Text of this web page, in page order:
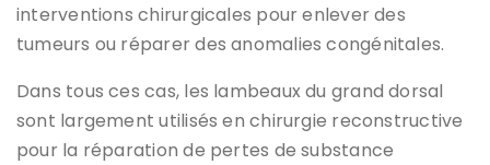
interventions chirurgicales pour enlever des
tumeurs ou réparer des anomalies congénitales.
Dans tous ces cas, les lambeaux du grand dorsal
sont largement utilisés en chirurgie reconstructive
pour la réparation de pertes de substance